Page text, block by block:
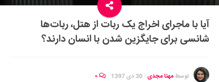
سفر و گردشگری
ایران گردی
جهان گردی
موفقیت و مهارت‌های فردی
آیا با ماجرای اخراج یک ربات از هتل، ربات‌ها
شانسی برای جایگزین شدن با انسان دارند؟
توسطمهتا مجدی · 30 دی 1397 ·